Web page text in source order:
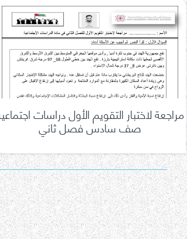
مراجعة لاختبار التقويم الأول دراسات
صف سادس فصل ثاني
تعدد
صفحات
المقالات